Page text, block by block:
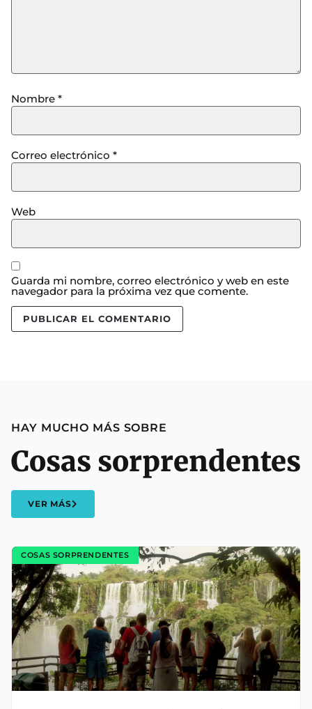
Nombre *
Correo electrónico *
Web
Guarda mi nombre, correo electrónico y web en este
navegador para la próxima vez que comente.
HAY MUCHO MÁS SOBRE
Cosas sorprendentes
VER MÁS
COSAS SORPRENDENTES